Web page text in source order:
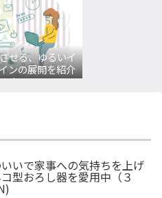
せる、ゆるいイ
ンの展開を紹介
ます。
いで家事への気持ちを上げ
型おろし器を愛用中（３